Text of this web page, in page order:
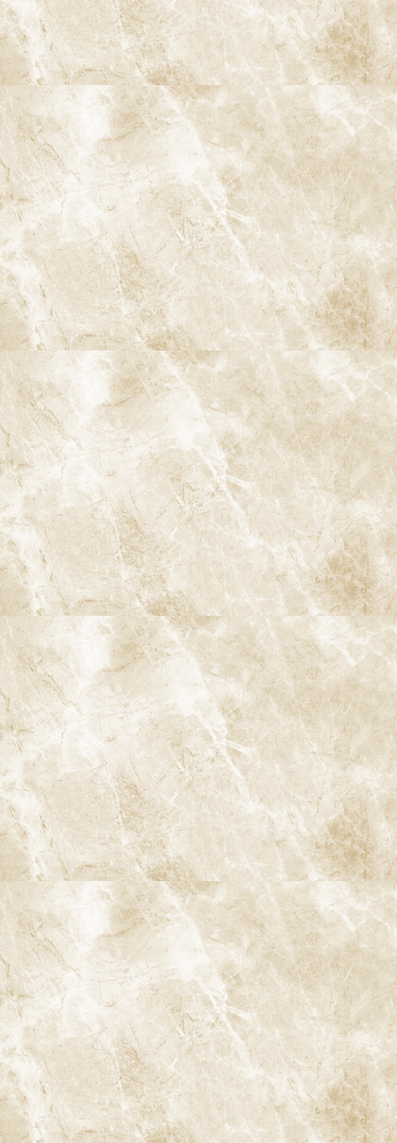
根管治療
前の記事
根管治療 – 他院で治療中も痛み
がとれず、鼻の奥まで痛い気がす
る（20代女性）
2025/07/14
セラミック治療
次の記事
セラミックインレー – セラミッ
クを用いたむし歯治療（20代男
性）
2025/07/14
カテゴリー
セラミック治療
ホワイトニング
根管治療
新着の症例
セラミッククラウン – 古くて合わない被せ物をきれ
いに修復（40代女性）
2025/12/16
ホワイトニング – 自然に歯を白くしたい（20代女
性）
2025/10/01
セラミックインレー – 銀の詰め物が入った歯の痛
みを改善（40代男性）
2025/10/01
セラミックアンレー – 銀の詰め物が入っている歯が
噛むと痛む（40代男性）
2025/09/30
セラミックオクルーザルベニア – 親知らずの手前
の歯がしみる（30代男性）
2025/09/30